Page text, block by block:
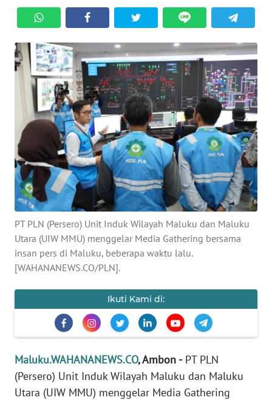
PT PLN (Persero) Unit Induk Wilayah Maluku dan Maluku
Utara (UIW MMU) menggelar Media Gathering bersama
insan pers di Maluku, beberapa waktu lalu.
[WAHANANEWS.CO/PLN].
Ikuti Kami di:
Maluku.WAHANANEWS.CO, Ambon -PT PLN
(Persero) Unit Induk Wilayah Maluku dan Maluku
Utara (UIW MMU) menggelar Media Gathering
SERBA-
SERBI
OPINI
Informasi
INDEKS
BERITA
KONTAK
KAMI
INFO
IKLAN
TENTANG
KAMI
MEDIA
REDAKSI
KARIR